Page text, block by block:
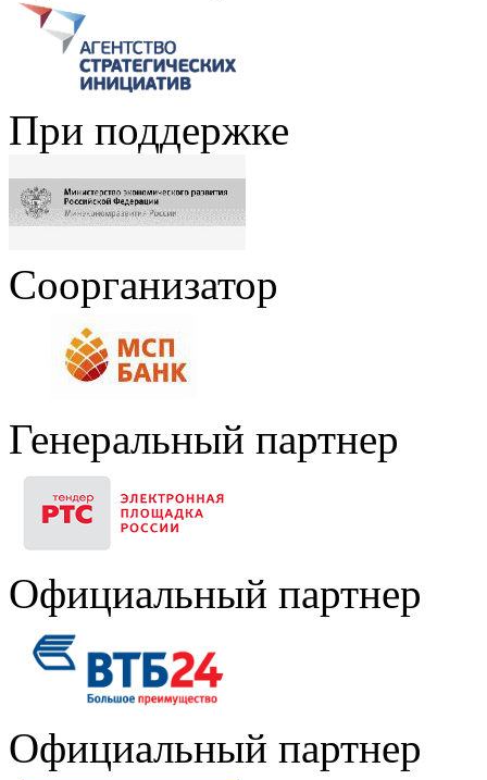
При поддержке
Соорганизатор
Генеральный партнер
Официальный партнер
Официальный партнер